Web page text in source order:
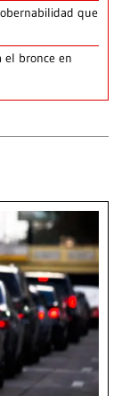
que
el bronce en